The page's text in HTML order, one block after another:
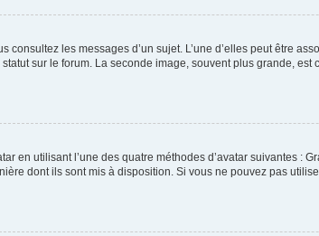
les messages d’un sujet. L’une d’elles peut être
sur le forum. La seconde image, souvent plus grande, est
en utilisant l’une des quatre méthodes d’avatar suivantes :
dont ils sont mis à disposition. Si vous ne pouvez pas